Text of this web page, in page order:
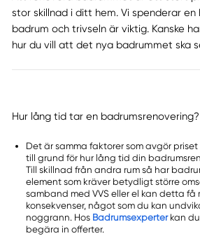
stor skillnad i ditt hem. Vi spenderar
badrum och trivseln är viktig. Kanske
hur du vill att det nya badrummet ska
Hur lång tid tar en badrumsrenovering?
Det är samma faktorer som avgör
till grund för hur lång tid din
Till skillnad från andra rum så har
element som kräver betydligt större
samband med VVS eller el kan detta få
konsekvenser, något som du kan
noggrann. Hos Badrumsexperterkan
begära in offerter.